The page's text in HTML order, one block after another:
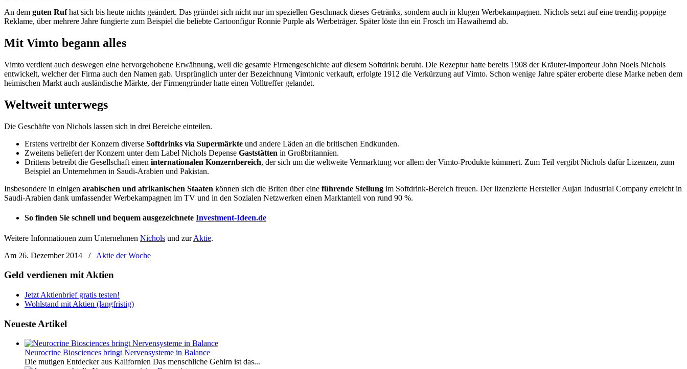
An dem guten Rufhat sich bis heute nichts geändert. Das gründet sich nicht nur im speziellen Geschmack dieses Getränks, sondern auch in klugen Werbekampagnen. Nichols setzt auf eine trendig-poppige
Reklame, über mehrere Jahre fungierte zum Beispiel die beliebte Cartoonfigur Ronnie Purple als Werbeträger. Später löste ihn ein Frosch im Hawaihemd ab.
Mit Vimto begann alles
Vimto verdient auch deswegen eine hervorgehobene Erwähnung, weil die gesamte Firmengeschichte auf diesem Softdrink beruht. Die Rezeptur hatte bereits 1908 der Kräuter-Importeur John Noels Nichols
entwickelt, welcher der Firma auch den Namen gab. Ursprünglich unter der Bezeichnung Vimtonic verkauft, erfolgte 1912 die Verkürzung auf Vimto. Schon wenige Jahre später eroberte diese Marke neben dem
heimischen Markt auch ausländische Märkte, der Firmengründer hatte einen Volltreffer gelandet.
Weltweit unterwegs
Die Geschäfte von Nichols lassen sich in drei Bereiche einteilen.
Erstens vertreibt der Konzern diverse Softdrinks via Supermärkte und andere Läden an die britischen Endkunden.
Zweitens beliefert der Konzern unter dem Label Nichols Depense Gaststätten in Großbritannien.
Drittens betreibt die Gesellschaft einen internationalen Konzernbereich, der sich um die weltweite Vermarktung vor allem der Vimto-Produkte kümmert. Zum Teil vergibt Nichols dafür Lizenzen, zum
Beispiel an Unternehmen in Saudi-Arabien und Pakistan.
Insbesondere in einigen arabischen und afrikanischen Staaten können sich die Briten über eine führende Stellung im Softdrink-Bereich freuen. Der lizenzierte Hersteller Aujan Industrial Company erreicht in
Saudi-Arabien dank umfassender Werbekampagnen im TV und in den Sozialen Netzwerken einen Marktanteil von rund 90 %.
So finden Sie schnell und bequem ausgezeichnete Investment-Ideen.de
Weitere Informationen zum Unternehmen Nichols und zurAktie.
Am 26. Dezember 2014
/ Aktie der Woche
Geld verdienen mit Aktien
Jetzt Aktienbrief gratis testen!
Wohlstand mit Aktien (langfristig)
Neueste Artikel
Neurocrine Biosciences bringt Nervensysteme in Balance
Die mutigen Entdecker aus Kalifornien Das menschliche Gehirn ist das...